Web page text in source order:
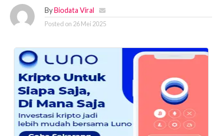
By Biodata Viral
Posted on 26 Mei 2025